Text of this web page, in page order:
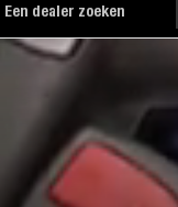
Een dealer zoeken